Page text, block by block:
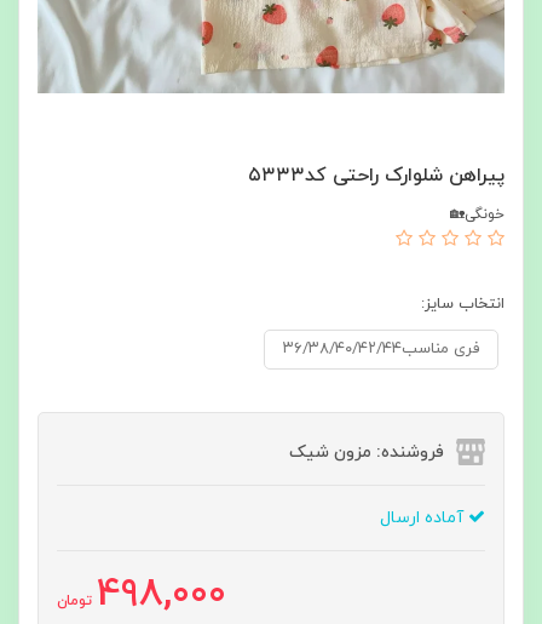
پیراهن شلوارک راحتی کد۵۳۳۳
خونگی🏡
انتخاب سایز:
فری مناسب۳۶/۳۸/۴۰/۴۲/۴۴
فروشنده: مزون شیک
آماده ارسال
498,000 تومان